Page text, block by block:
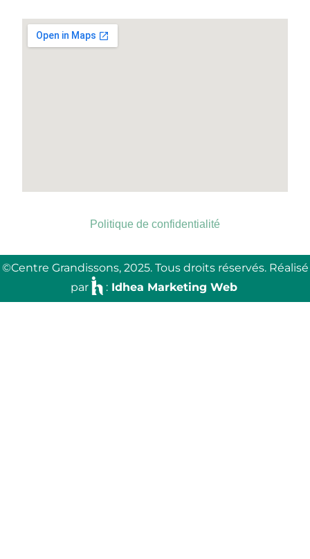
Politique de confidentialité
©Centre Grandissons, 2025. Tous droits réservés. Réalisé
par
:Idhea Marketing Web